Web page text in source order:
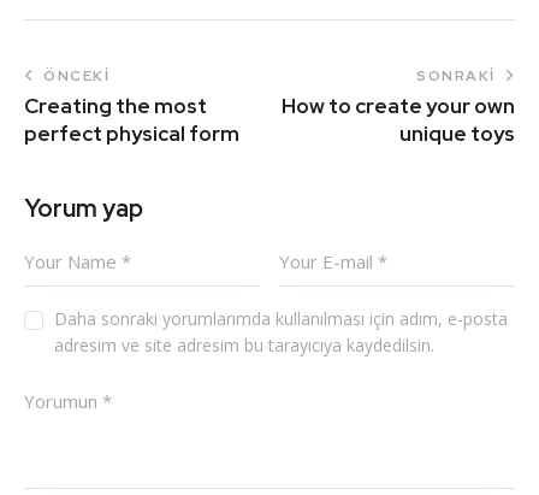
ÖNCEKI
Creating the most
perfect physical form
SONRAKI
How to create your own
unique toys
Yorum yap
Daha sonraki yorumlarımda kullanılması için adım, e-posta
adresim ve site adresim bu tarayıcıya kaydedilsin.